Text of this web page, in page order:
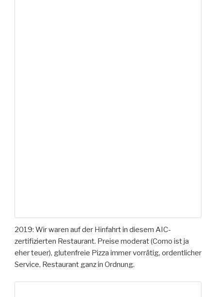
2019: Wir waren auf der Hinfahrt in diesem AIC-
zertifizierten Restaurant. Preise moderat (Como ist ja
eher teuer), glutenfreie Pizza immer vorrätig, ordentlicher
Service, Restaurant ganz in Ordnung.